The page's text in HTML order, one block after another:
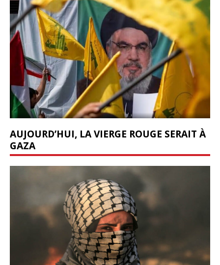
AUJOURD’HUI, LA VIERGE ROUGE SERAIT À
GAZA